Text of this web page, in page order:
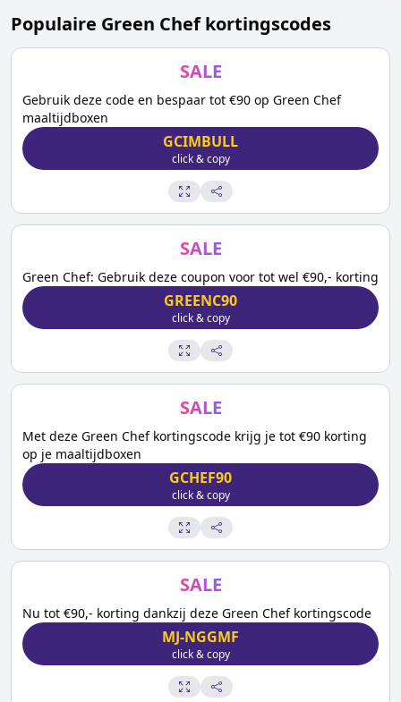
Populaire Green Chefkortingscodes
SALE
Gebruik deze code en bespaar tot €90 op Green Chef
maaltijdboxen
GCIMBULL
click & copy
SALE
Green Chef: Gebruik deze coupon voor tot wel €90,- korting
GREENC90
click & copy
SALE
Met deze Green Chef kortingscode krijg je tot €90 korting
op je maaltijdboxen
GCHEF90
click & copy
SALE
Nu tot €90,- korting dankzij deze Green Chef kortingscode
MJ-NGGMF
click & copy